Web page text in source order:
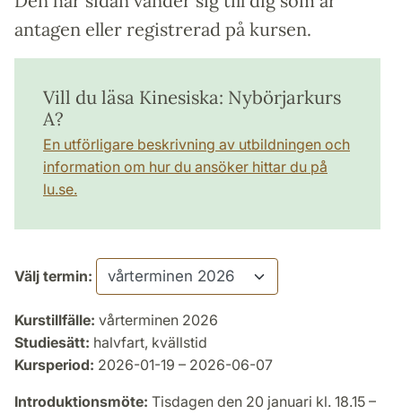
antagen eller registrerad på kursen.
Vill du läsa Kinesiska: Nybörjarkurs
A?
En utförligare beskrivning av utbildningen och
information om hur du ansöker hittar du på
lu.se.
Välj termin:
Kurstillfälle: vårterminen 2026
Studiesätt: halvfart, kvällstid
Kursperiod: 2026-01-19 – 2026-06-07
Introduktionsmöte: Tisdagen den 20 januari kl. 18.15 –